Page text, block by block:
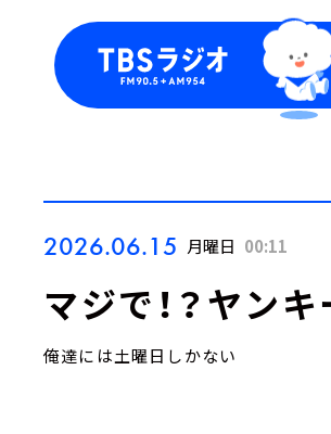
2026.06.15 月曜日 00:11
マジで！？ヤンキ
俺達には土曜日しかない